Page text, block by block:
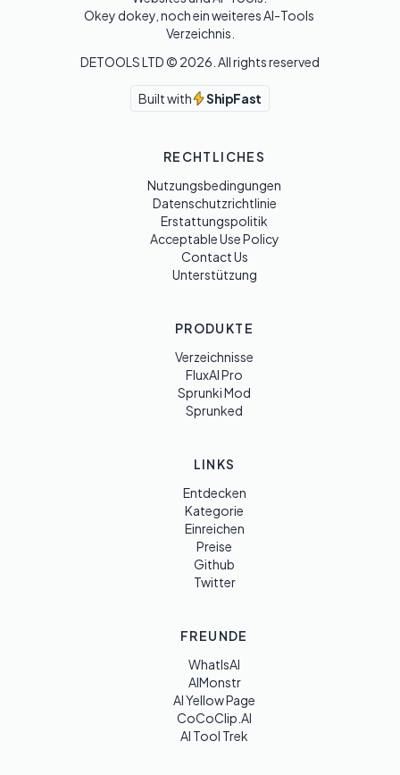
Okey dokey, noch ein weiteres AI-Tools
Verzeichnis.
DETOOLS LTD © 2026 . All rights reserved
Built with ShipFast
RECHTLICHES
Nutzungsbedingungen
Datenschutzrichtlinie
Erstattungspolitik
Acceptable Use Policy
Contact Us
Unterstützung
PRODUKTE
Verzeichnisse
FluxAI Pro
Sprunki Mod
Sprunked
LINKS
Entdecken
Kategorie
Einreichen
Preise
Github
Twitter
FREUNDE
WhatIsAI
AIMonstr
AI Yellow Page
CoCoClip.AI
AI Tool Trek